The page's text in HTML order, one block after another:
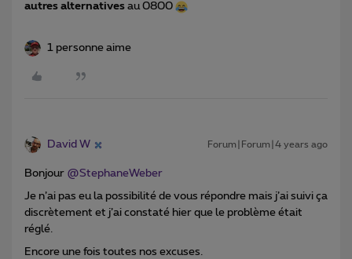
autres alternatives au 0800
1 personne aime
David W Forum|Forum|4 years ago
Bonjour @StephaneWeber
Je n’ai pas eu la possibilité de vous répondre mais j’ai suivi ça
discrètement et j’ai constaté hier que le problème était
réglé.
Encore une fois toutes nos excuses.